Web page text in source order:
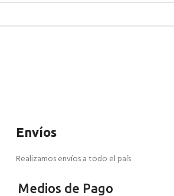
Envíos
Realizamos envíos a todo el país
Medios de Pago